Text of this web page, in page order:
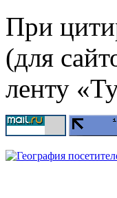
При
(для
ленту